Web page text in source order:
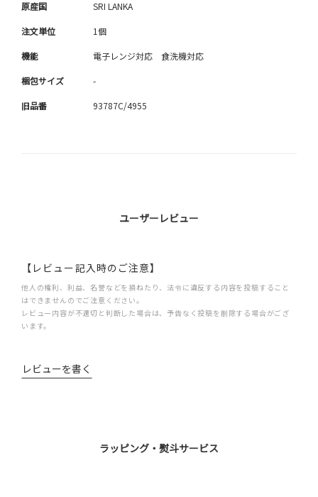
原産国 SRI LANKA
注文単位 1個
機能 電子レンジ対応 食洗機対応
梱包サイズ -
旧品番 93787C/4955
ユーザーレビュー
【レビュー記入時のご注意】
他人の権利、利益、名誉などを損ねたり、法令に違反する内容を投稿すること
はできませんのでご注意ください。
レビュー内容が不適切と判断した場合は、予告なく投稿を削除する場合がござ
います。
レビューを書く
ラッピング・熨斗サービス